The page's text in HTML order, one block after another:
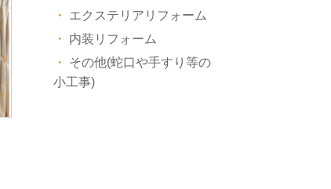
エクステリアリフォーム
内装リフォーム
その他(蛇口や手すり等の
小工事)